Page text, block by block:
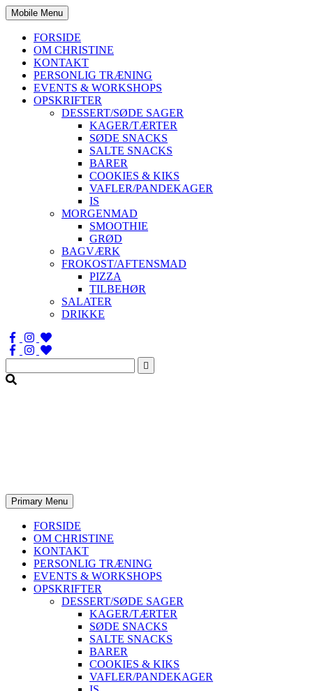
Mobile Menu
FORSIDE
OM CHRISTINE
KONTAKT
PERSONLIG TRÆNING
EVENTS & WORKSHOPS
OPSKRIFTER
DESSERT/SØDE SAGER
KAGER/TÆRTER
SØDE SNACKS
SALTE SNACKS
BARER
COOKIES & KIKS
VAFLER/PANDEKAGER
IS
MORGENMAD
SMOOTHIE
GRØD
BAGVÆRK
FROKOST/AFTENSMAD
PIZZA
TILBEHØR
SALATER
DRIKKE
Søg
efter:
Primary Menu
FORSIDE
OM CHRISTINE
KONTAKT
PERSONLIG TRÆNING
EVENTS & WORKSHOPS
OPSKRIFTER
DESSERT/SØDE SAGER
KAGER/TÆRTER
SØDE SNACKS
SALTE SNACKS
BARER
COOKIES & KIKS
VAFLER/PANDEKAGER